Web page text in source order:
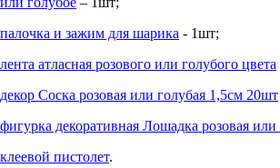
палочка и зажим для шарика - 1шт;
лента атласная розового или голубого цвета
декор Соска розовая или голубая 1,5см 20шт
фигурка декоративная Лошадка розовая или
клеевой пистолет.